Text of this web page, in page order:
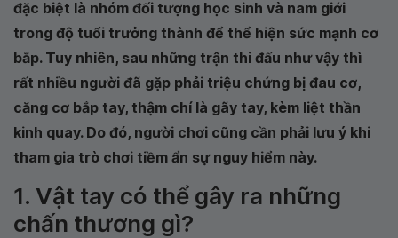
đặc biệt là nhóm đối tượng học sinh và nam giới
trong độ tuổi trưởng thành để thể hiện sức mạnh cơ
bắp. Tuy nhiên, sau những trận thi đấu như vậy thì
rất nhiều người đã gặp phải triệu chứng bị đau cơ,
căng cơ bắp tay, thậm chí là gãy tay, kèm liệt thần
kinh quay. Do đó, người chơi cũng cần phải lưu ý khi
tham gia trò chơi tiềm ẩn sự nguy hiểm này.
1. Vật tay có thể gây ra những
chấn thương gì?